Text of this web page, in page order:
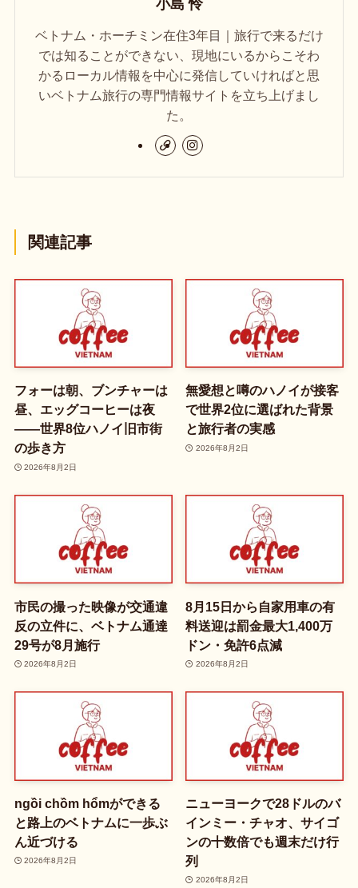
小島 怜
ベトナム・ホーチミン在住3年目｜旅行で来るだけ
では知ることができない、現地にいるからこそわ
かるローカル情報を中心に発信していければと思
いベトナム旅行の専門情報サイトを立ち上げまし
た。
関連記事
フォーは朝、ブンチャーは
昼、エッグコーヒーは夜
——世界8位ハノイ旧市街
の歩き方
2026年8月2日
無愛想と噂のハノイが接客
で世界2位に選ばれた背景
と旅行者の実感
2026年8月2日
市民の撮った映像が交通違
反の立件に、ベトナム通達
29号が8月施行
2026年8月2日
8月15日から自家用車の有
料送迎は罰金最大1,400万
ドン・免許6点減
2026年8月2日
ngồi chồm hổmができる
と路上のベトナムに一歩ぶ
ん近づける
2026年8月2日
ニューヨークで28ドルのバ
インミー・チャオ、サイゴ
ンの十数倍でも週末だけ行
列
2026年8月2日